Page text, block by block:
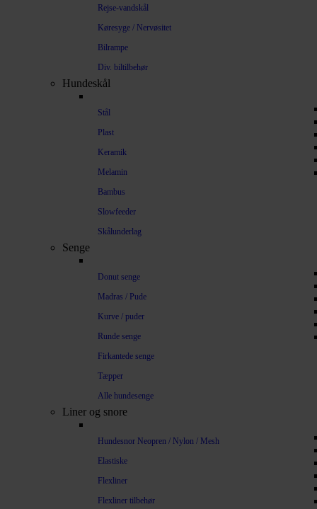
Rejse-vandskål
Køresyge / Nervøsitet
Bilrampe
Div. biltilbehør
Hundeskål
Stål
Plast
Keramik
Melamin
Bambus
Slowfeeder
Skålunderlag
Senge
Donut senge
Madras / Pude
Kurve / puder
Runde senge
Firkantede senge
Tæpper
Alle hundesenge
Liner og snore
Hundesnor Neopren / Nylon / Mesh
Elastiske
Flexliner
Flexliner tilbehør